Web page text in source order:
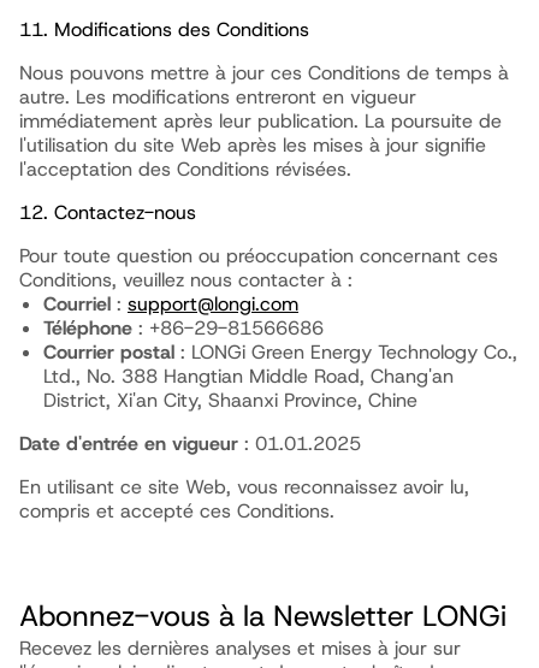
11. Modifications des Conditions
Nous pouvons mettre à jour ces Conditions de temps à
autre. Les modifications entreront en vigueur
immédiatement après leur publication. La poursuite de
l'utilisation du site Web après les mises à jour signifie
l'acceptation des Conditions révisées.
12. Contactez-nous
Pour toute question ou préoccupation concernant ces
Conditions, veuillez nous contacter à :
Courriel : support@longi.com
Téléphone : +86-29-81566686
Courrier postal : LONGi Green Energy Technology Co.,
Ltd., No. 388 Hangtian Middle Road, Chang'an
District, Xi'an City, Shaanxi Province, Chine
Date d'entrée en vigueur : 01.01.2025
En utilisant ce site Web, vous reconnaissez avoir lu,
compris et accepté ces Conditions.
Abonnez-vous à la Newsletter LONGi
Recevez les dernières analyses et mises à jour sur